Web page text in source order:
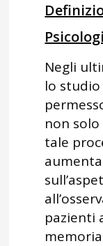
Negli
lo
non
tale
pazienti